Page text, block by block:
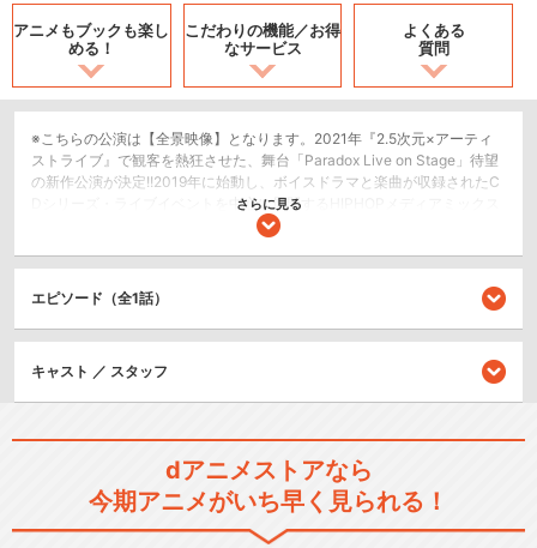
アニメもブックも楽し
める！
こだわりの機能／お得
なサービス
よくある
質問
※こちらの公演は【全景映像】となります。2021年『2.5次元×アーティ
ストライブ』で観客を熱狂させた、舞台「Paradox Live on Stage」待望
の新作公演が決定!!2019年に始動し、ボイスドラマと楽曲が収録されたC
Dシリーズ・ライブイベントを中心に展開するHIPHOPメディアミックス
プロジェクト「Paradox Live（パラドックスライブ）」。「Paradox Liv
らの存在を証明するためにステージバトルに挑む姿が描かれており、ハ
イレベルな楽曲に加え、それぞれが胸に秘めた“トラウマ”を乗り越えよう
とする、立体的なキャラクター描写や、各チームの熱い絆が高い支持を
得ている。そんな本作が2021年、「Paradox Live on Stage」として初の
原作の人気楽曲を作中のライブステージさながらに役者たちが完全再
現。アーティストライブとしても存分に楽しめる音楽性の高いステージ
たな展開が描かれる。再び幕を開ける、熱狂のステージを見逃すなー
シリーズ／関連のアニメ作品
さらに見る
エピソード（全1話）
キャスト ／ スタッフ
dアニメストアなら
今期アニメがいち早く見られる！